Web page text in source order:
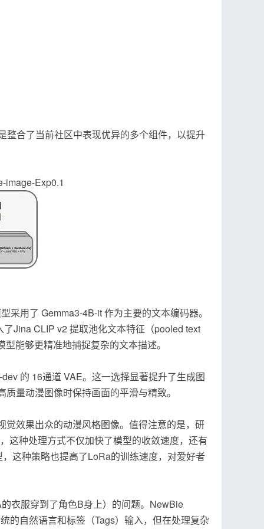
合了当前社区中表现优异的多个组件，以提升
image-Exp0.1
用了 Gemma3-4B-it 作为主要的文本编码器。
Jina CLIP v2 提取池化文本特征（pooled text
能够更精准地捕捉复杂的文本描述。
的 16通道 VAE。这一选择显著提升了生成图
量动漫图像时保持画面的平滑与精致。
效果出众的动漫风格图像。值得注意的是，研
这种处理方式不仅加快了模型的收敛速度，还有
这种策略也提高了LoRa的训练速度，对爱好者
衣服穿到了角色B身上）的问题。NewBie
的自然语言和标签（Tags）输入，但在处理复杂